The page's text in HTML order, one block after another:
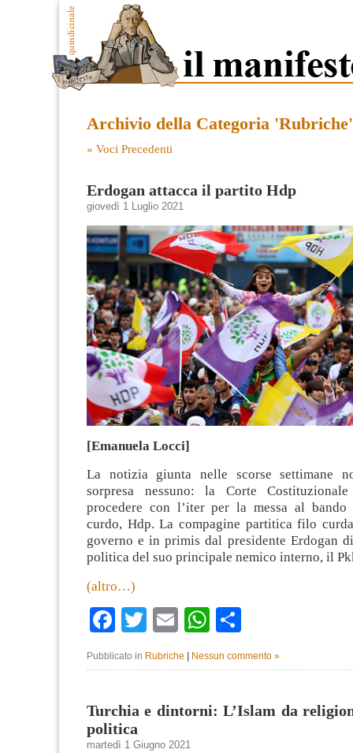
Archivio della Categoria 'Rubriche'
« Voci Precedenti
Erdogan attacca il partito Hdp
giovedì 1 Luglio 2021
[Emanuela Locci]
La notizia giunta nelle scorse settimane
sorpresa nessuno: la Corte
procedere con l’iter per la messa al
curdo, Hdp. La compagine partitica filo
governo e in primis dal presidente Erdogan
politica del suo principale nemico interno, il
(altro…)
Facebook
TwitterEmailWhatsApp
Pubblicato in Rubriche Nessun commento »
Turchia e dintorni: L’Islam da
politica
martedì 1 Giugno 2021